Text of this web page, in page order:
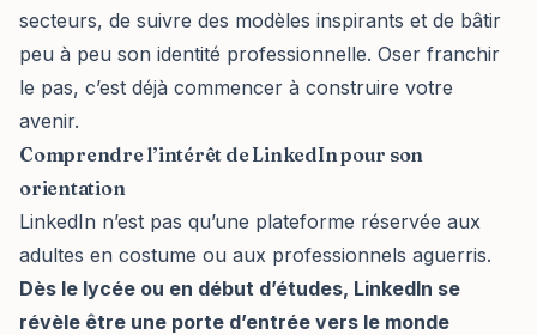
secteurs, de suivre des modèles inspirants et de bâtir
peu à peu son identité professionnelle. Oser franchir
le pas, c’est déjà commencer à construire votre
avenir.
Comprendre l’intérêt de LinkedIn pour son
orientation
LinkedIn n’est pas qu’une plateforme réservée aux
adultes en costume ou aux professionnels aguerris.
Dès le lycée ou en début d’études, LinkedIn se
révèle être une porte d’entrée vers le monde